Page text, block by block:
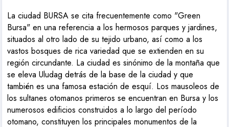
La ciudad BURSA se cita frecuentemente como "Green
Bursa" en una referencia a los hermosos parques y jardines,
situados al otro lado de su tejido urbano, así como a los
vastos bosques de rica variedad que se extienden en su
región circundante. La ciudad es sinónimo de la montaña que
se eleva Uludag detrás de la base de la ciudad y que
también es una famosa estación de esquí. Los mausoleos de
los sultanes otomanos primeros se encuentran en Bursa y los
numerosos edificios construidos a lo largo del período
otomano, constituyen los principales monumentos de la